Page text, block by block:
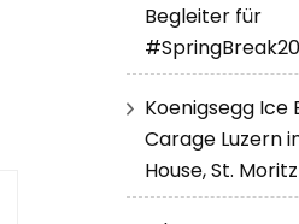
Begleiter für
Koenigsegg Ice
Carage Luzern
House, St. Moritz